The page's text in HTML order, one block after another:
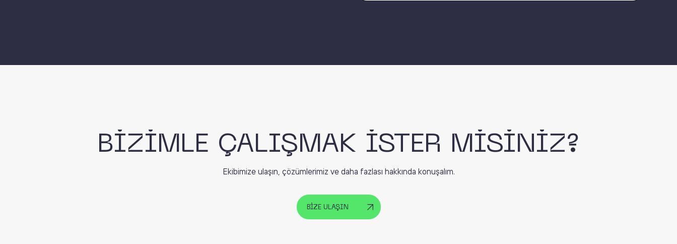
BİZİMLE ÇALIŞMAK İSTER MİSİNİZ?
Ekibimize ulaşın, çözümlerimiz ve daha fazlası hakkında konuşalım.
BİZE ULAŞIN